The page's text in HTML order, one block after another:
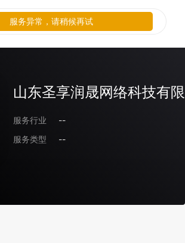
山东圣享润晟网络科技有
服务行业
--
服务类型
--
服务异常，请稍候再试